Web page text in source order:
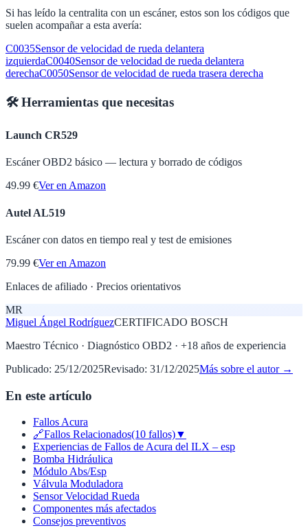
Si has leído la centralita con un escáner, estos son los códigos que
suelen acompañar a esta avería:
C0035Sensor de velocidad de rueda delantera
izquierdaC0040Sensor de velocidad de rueda delantera
derechaC0050Sensor de velocidad de rueda trasera derecha
🛠️ Herramientas que necesitas
Launch CR529
Escáner OBD2 básico — lectura y borrado de códigos
49.99 €Ver en Amazon
Autel AL519
Escáner con datos en tiempo real y test de emisiones
79.99 €Ver en Amazon
Enlaces de afiliado · Precios orientativos
MR
Miguel Ángel RodríguezCERTIFICADO BOSCH
Maestro Técnico · Diagnóstico OBD2 · +18 años de experiencia
Publicado: 25/12/2025Revisado: 31/12/2025Más sobre el autor →
En este artículo
Fallos Acura
🔗Fallos Relacionados(10 fallos)▼
Experiencias de Fallos de Acura del ILX – esp
Bomba Hidráulica
Módulo Abs/Esp
Válvula Moduladora
Sensor Velocidad Rueda
Componentes más afectados
Consejos preventivos